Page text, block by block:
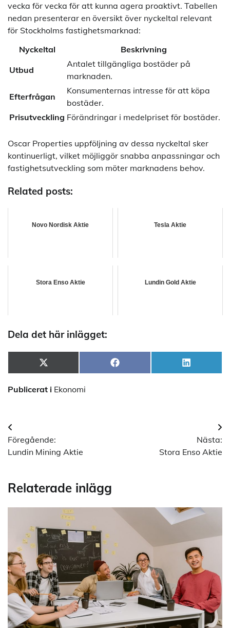
vecka för vecka för att kunna agera proaktivt. Tabellen
nedan presenterar en översikt över nyckeltal relevant
för Stockholms fastighetsmarknad:
Nyckeltal
Beskrivning
Utbud
Antalet tillgängliga bostäder på
marknaden.
Efterfrågan
Konsumenternas intresse för att köpa
bostäder.
Prisutveckling Förändringar i medelpriset för bostäder.
Oscar Properties uppföljning av dessa nyckeltal sker
kontinuerligt, vilket möjliggör snabba anpassningar och
fastighetsutveckling som möter marknadens behov.
Related posts:
Novo Nordisk Aktie Tesla Aktie
Stora Enso Aktie Lundin Gold Aktie
Dela det här inlägget:
Dela
på
X
(Twitter)
Dela
på
Facebook
Dela
på
LinkedIn
Publicerat i Ekonomi
Inläggsnavigering
Föregående:
Lundin Mining Aktie
Nästa:
Stora Enso Aktie
Relaterade inlägg